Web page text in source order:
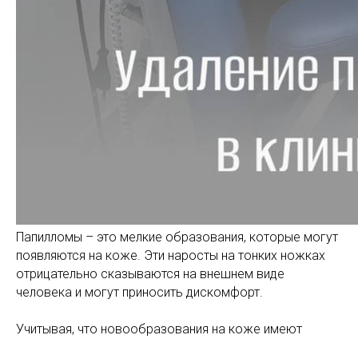
Папилломы – это мелкие образования, которые могут
появляются на коже. Эти наросты на тонких ножках
отрицательно сказываются на внешнем виде
человека и могут приносить дискомфорт.
Учитывая, что новообразования на коже имеют